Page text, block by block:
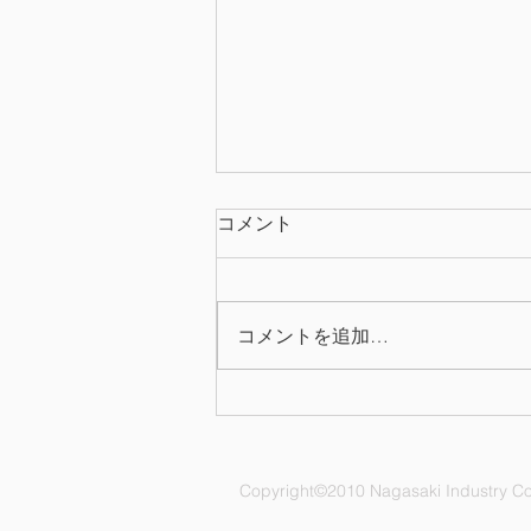
2026年上期 QC表彰
コメント
コメントを追加…
Copyright©2010 Nagasaki Industry